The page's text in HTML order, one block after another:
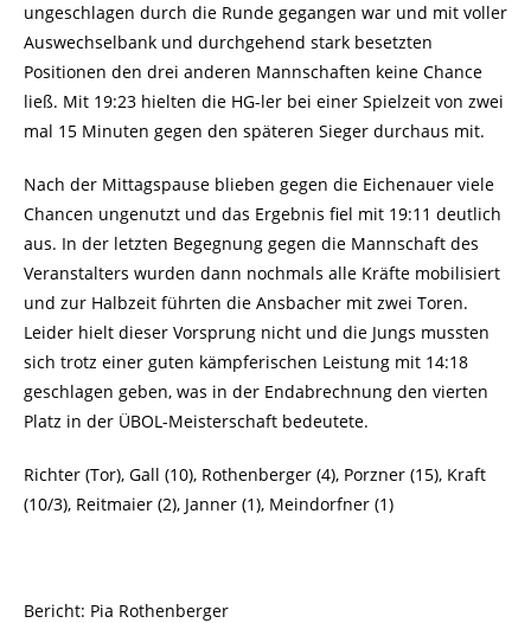
ungeschlagen durch die Runde gegangen war und mit voller
Auswechselbank und durchgehend stark besetzten
Positionen den drei anderen Mannschaften keine Chance
ließ. Mit 19:23 hielten die HG-ler bei einer Spielzeit von zwei
mal 15 Minuten gegen den späteren Sieger durchaus mit.
Nach der Mittagspause blieben gegen die Eichenauer viele
Chancen ungenutzt und das Ergebnis fiel mit 19:11 deutlich
aus. In der letzten Begegnung gegen die Mannschaft des
Veranstalters wurden dann nochmals alle Kräfte mobilisiert
und zur Halbzeit führten die Ansbacher mit zwei Toren.
Leider hielt dieser Vorsprung nicht und die Jungs mussten
sich trotz einer guten kämpferischen Leistung mit 14:18
geschlagen geben, was in der Endabrechnung den vierten
Platz in der ÜBOL-Meisterschaft bedeutete.
Richter (Tor), Gall (10), Rothenberger (4), Porzner (15), Kraft
(10/3), Reitmaier (2), Janner (1), Meindorfner (1)
Bericht: Pia Rothenberger